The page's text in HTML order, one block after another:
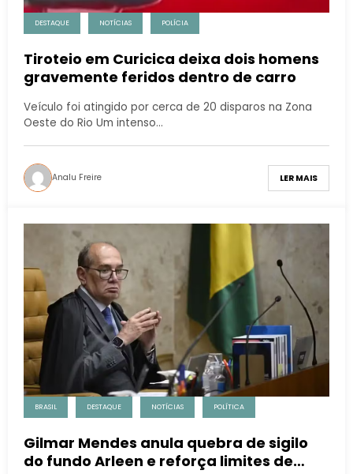
DESTAQUE NOTÍCIAS POLÍCIA
Tiroteio em Curicica deixa dois homens
gravemente feridos dentro de carro
Veículo foi atingido por cerca de 20 disparos na Zona
Oeste do Rio Um intenso…
Analu Freire LER MAIS
BRASIL DESTAQUE NOTÍCIAS POLÍTICA
Gilmar Mendes anula quebra de sigilo
do fundo Arleen e reforça limites de